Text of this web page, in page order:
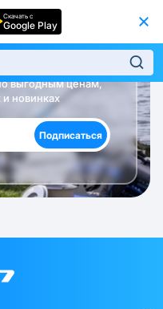
Скачать с
Google Play
выгодным ценам,
и новинках
Подписаться